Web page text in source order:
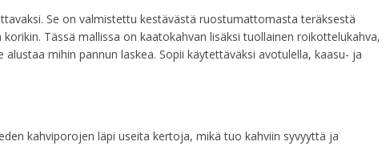
Se on valmistettu kestävästä ruostumattomasta teräksestä
Tässä mallissa on kaatokahvan lisäksi tuollainen roikottelukahva,
mihin pannun laskea. Sopii käytettäväksi avotulella, kaasu- ja
kahviporojen läpi useita kertoja, mikä tuo kahviin syvyyttä ja